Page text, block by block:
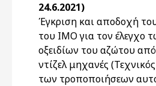
24.6.2021)
Έγκριση και αποδοχή
του ΙΜΟ για τον έλεγχο
οξειδίων του αζώτου από
ντίζελ μηχανές
των τροποποιήσεων